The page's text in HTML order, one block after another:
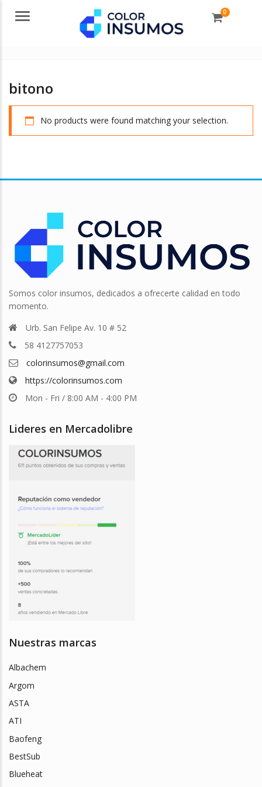
Menu 0
bitono
No products were found matching your selection.
Somos color insumos, dedicados a ofrecerte calidad en todo
momento.
Urb. San Felipe Av. 10 # 52
58 4127757053
colorinsumos@gmail.com
https://colorinsumos.com
Mon - Fri / 8:00 AM - 4:00 PM
Lideres en Mercadolibre
Nuestras marcas
Albachem
Argom
ASTA
ATI
Baofeng
BestSub
Blueheat